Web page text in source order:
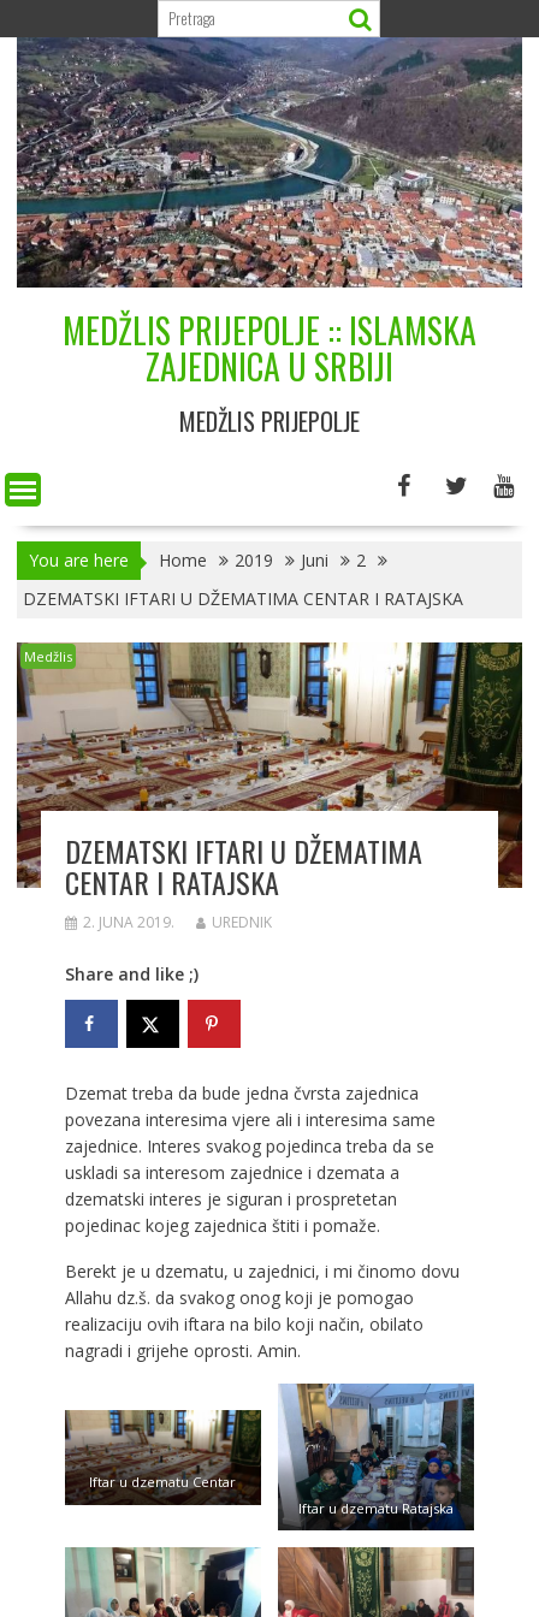
to
content
MEDŽLIS PRIJEPOLJE :: ISLAMSKA
ZAJEDNICA U SRBIJI
MEDŽLIS PRIJEPOLJE
You are here Home 2019 Juni
2
DZEMATSKI IFTARI U DŽEMATIMA CENTAR I RATAJSKA
Medžlis
DZEMATSKI IFTARI U DŽEMATIMA
CENTAR I RATAJSKA
2. JUNA 2019. UREDNIK
Share and like ;)
Dzemat treba da bude jedna čvrsta zajednica
povezana interesima vjere ali i interesima same
zajednice. Interes svakog pojedinca treba da se
uskladi sa interesom zajednice i dzemata a
dzematski interes je siguran i prospretetan
pojedinac kojeg zajednica štiti i pomaže.
Berekt je u dzematu, u zajednici, i mi činomo dovu
Allahu dz.š. da svakog onog koji je pomogao
realizaciju ovih iftara na bilo koji način, obilato
nagradi i grijehe oprosti. Amin.
Iftar u dzematu Centar
Iftar u dzematu Ratajska